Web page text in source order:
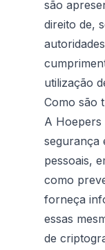
são
direito de,
utilização
Como são
A Hoepers
segurança
pessoais,
como
forneça
essas
de